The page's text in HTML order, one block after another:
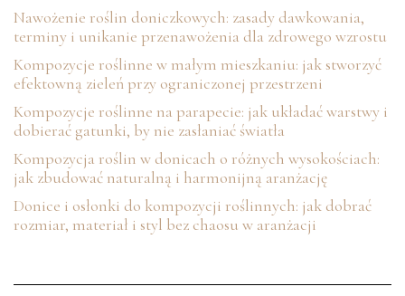
Nawożenie roślin doniczkowych: zasady dawkowania,
terminy i unikanie przenawożenia dla zdrowego wzrostu
Kompozycje roślinne w małym mieszkaniu: jak stworzyć
efektowną zieleń przy ograniczonej przestrzeni
Kompozycje roślinne na parapecie: jak układać warstwy i
dobierać gatunki, by nie zasłaniać światła
Kompozycja roślin w donicach o różnych wysokościach:
jak zbudować naturalną i harmonijną aranżację
Donice i osłonki do kompozycji roślinnych: jak dobrać
rozmiar, materiał i styl bez chaosu w aranżacji